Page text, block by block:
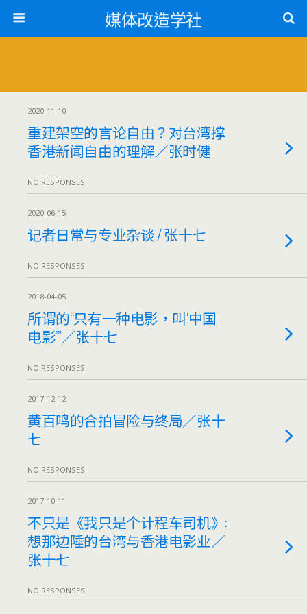
媒体改造学社
2020-11-10
重建架空的⾔论⾃由？对台湾撑
香港新闻⾃由的理解／张时健
NO RESPONSES
2020-06-15
记者日常与专业杂谈 / 张十七
NO RESPONSES
2018-04-05
所谓的“只有一种电影，叫‘中国
电影’”／张十七
NO RESPONSES
2017-12-12
黄百鸣的合拍冒险与终局／张十
七
NO RESPONSES
2017-10-11
不只是《我只是个计程车司机》:
想那边陲的台湾与香港电影业／
张十七
NO RESPONSES